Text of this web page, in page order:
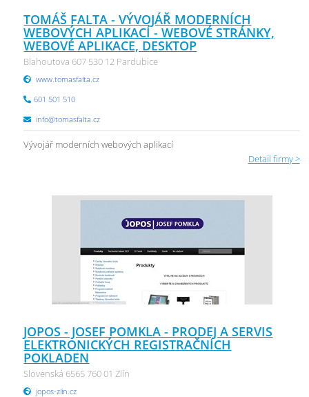
TOMÁŠ FALTA - VÝVOJÁŘ MODERNÍCH
WEBOVÝCH APLIKACÍ - WEBOVÉ STRÁNKY,
WEBOVÉ APLIKACE, DESKTOP
Blahoutova 607 530 12 Pardubice
www.tomasfalta.cz
601 501 510
info@tomasfalta.cz
Vývojář moderních webových aplikací
Detail firmy >
JOPOS - JOSEF POMKLA - PRODEJ A SERVIS
ELEKTRONICKÝCH REGISTRAČNÍCH
POKLADEN
Slovenská 6565 760 01 Zlín
jopos-zlin.cz